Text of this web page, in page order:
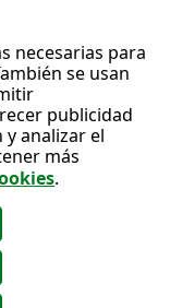
necesarias para
se usan
publicidad
y analizar el
más
.